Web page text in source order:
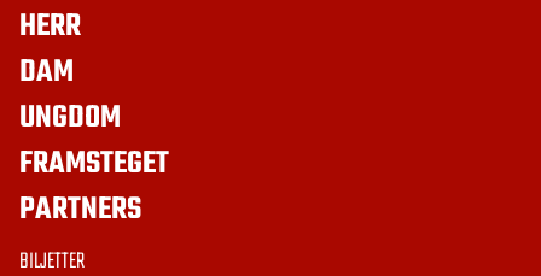
HERR
DAM
UNGDOM
FRAMSTEGET
PARTNERS
BILJETTER